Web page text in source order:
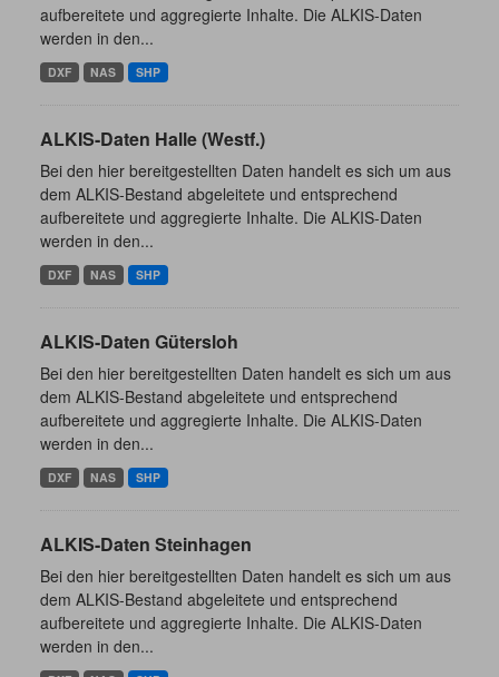
aufbereitete und aggregierte Inhalte. Die ALKIS-Daten
werden in den...
DXF NAS SHP
ALKIS-Daten Halle (Westf.)
Bei den hier bereitgestellten Daten handelt es sich um aus
dem ALKIS-Bestand abgeleitete und entsprechend
aufbereitete und aggregierte Inhalte. Die ALKIS-Daten
werden in den...
DXF NAS SHP
ALKIS-Daten Gütersloh
Bei den hier bereitgestellten Daten handelt es sich um aus
dem ALKIS-Bestand abgeleitete und entsprechend
aufbereitete und aggregierte Inhalte. Die ALKIS-Daten
werden in den...
DXF NAS SHP
ALKIS-Daten Steinhagen
Bei den hier bereitgestellten Daten handelt es sich um aus
dem ALKIS-Bestand abgeleitete und entsprechend
aufbereitete und aggregierte Inhalte. Die ALKIS-Daten
werden in den...